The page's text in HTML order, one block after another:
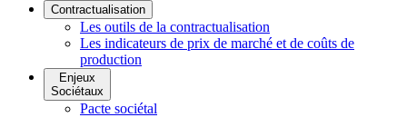
Contractualisation
Les outils de la contractualisation
Les indicateurs de prix de marché et de coûts de
production
Enjeux
Sociétaux
Pacte sociétal